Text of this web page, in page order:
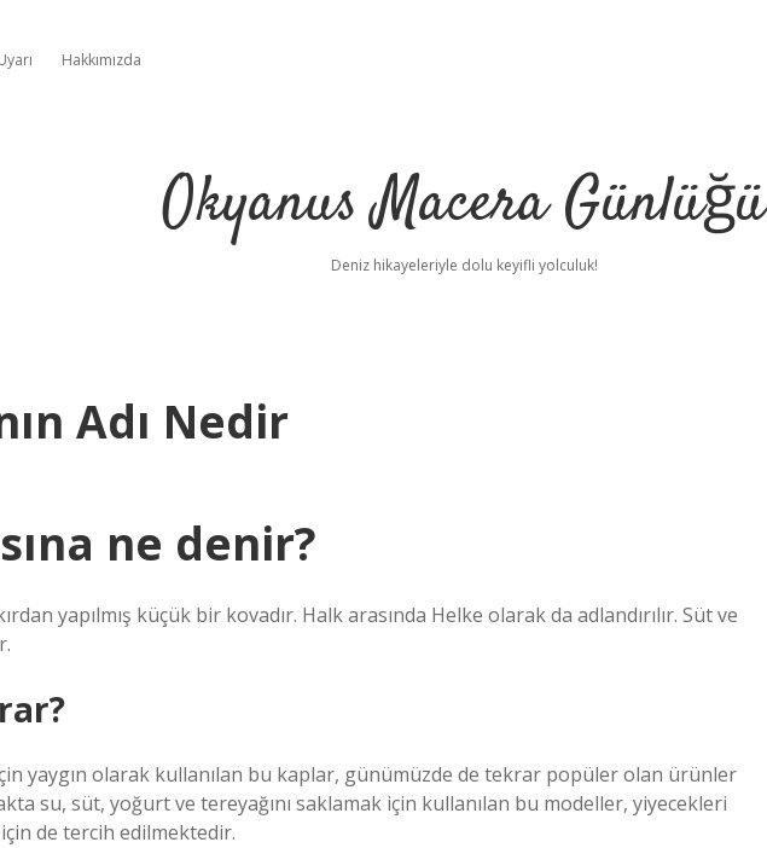
Hakkımızda
Okyanus Macera Günlüğü
Deniz hikayeleriyle dolu keyifli yolculuk!
Adı Nedir
ne denir?
yapılmış küçük bir kovadır. Halk arasında Helke olarak da adlandırılır. Süt ve
yaygın olarak kullanılan bu kaplar, günümüzde de tekrar popüler olan ürünler
su, süt, yoğurt ve tereyağını saklamak için kullanılan bu modeller, yiyecekleri
de tercih edilmektedir.